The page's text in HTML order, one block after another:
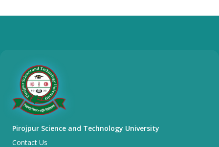
Pirojpur Science and Technology University
Contact Us